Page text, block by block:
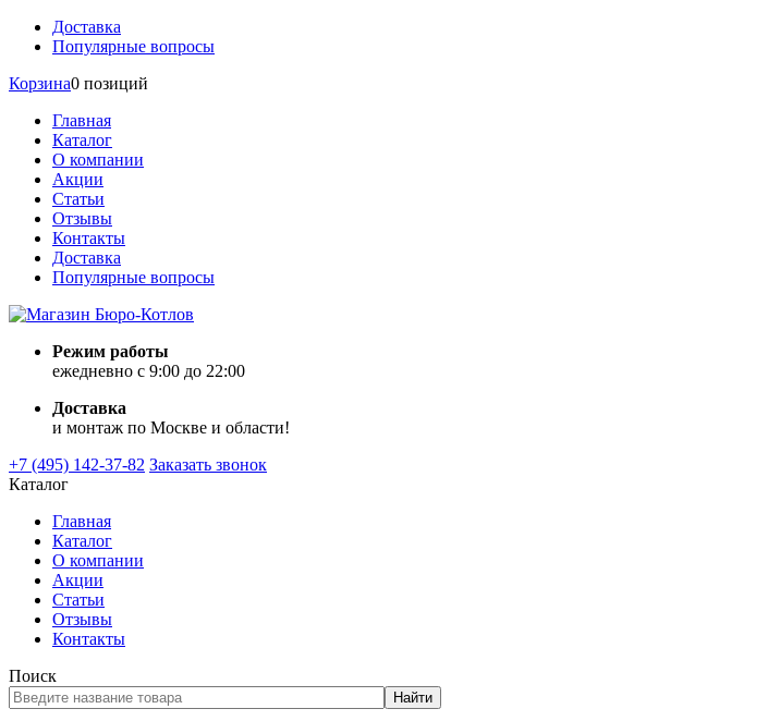
Доставка
Популярные вопросы
Корзина0 позиций
Главная
Каталог
О компании
Акции
Статьи
Отзывы
Контакты
Доставка
Популярные вопросы
Режим работы
ежедневно с 9:00 до 22:00
Доставка
и монтаж по Москве и области!
+7 (495) 142-37-82 Заказать звонок
Каталог
Главная
Каталог
О компании
Акции
Статьи
Отзывы
Контакты
Поиск
Найти